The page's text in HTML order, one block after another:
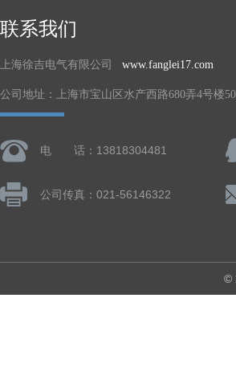
联系我们
上海徐吉电气有限公司 www.fanglei17.com
公司地址：上海市宝山区水产西路680弄4号楼
电 话：13818304481
公司传真：021-56146322
©